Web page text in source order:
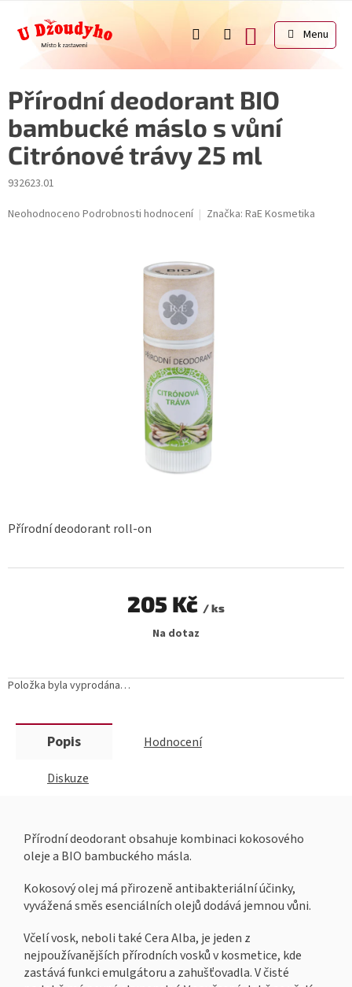
obsah
NÁKUPNÍ
KOŠÍK
Přírodní deodorant BIO
bambucké máslo s vůní
Citrónové trávy 25 ml
932623.01
Průměrné
Neohodnoceno Podrobnosti hodnocení Značka: RaE Kosmetika
Položka byla vyprodána…
Přírodní deodorant roll-on
205 Kč / ks
Na dotaz
Popis Hodnocení
Diskuze
Přírodní deodorant obsahuje kombinaci kokosového
oleje a BIO bambuckého másla.
Kokosový olej má přirozeně antibakteriální účinky,
vyvážená směs esenciálních olejů dodává jemnou vůni.
Včelí vosk, neboli také Cera Alba, je jeden z
nejpoužívanějších přírodních vosků v kosmetice, kde
zastává funkci emulgátoru a zahušťovadla. V čisté